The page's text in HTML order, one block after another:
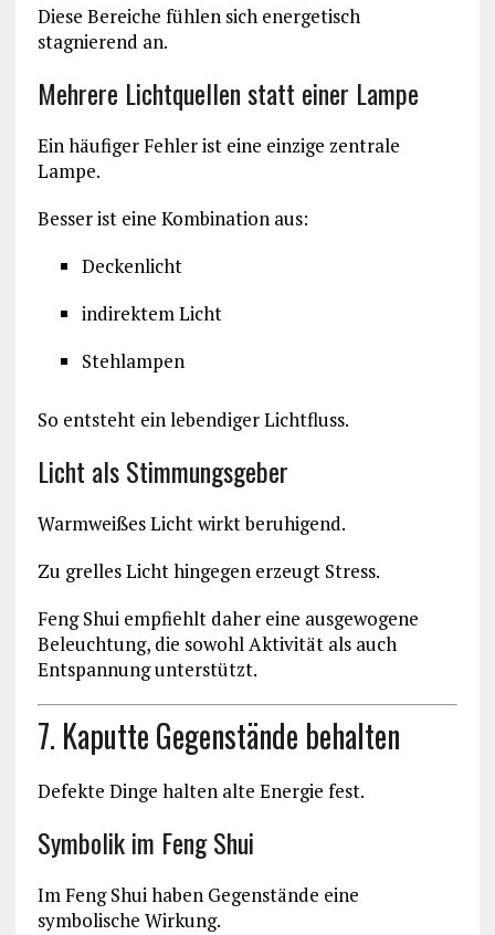
Diese Bereiche fühlen sich energetisch
stagnierend an.
Mehrere Lichtquellen statt einer Lampe
Ein häufiger Fehler ist eine einzige zentrale
Lampe.
Besser ist eine Kombination aus:
Deckenlicht
indirektem Licht
Stehlampen
So entsteht ein lebendiger Lichtfluss.
Licht als Stimmungsgeber
Warmweißes Licht wirkt beruhigend.
Zu grelles Licht hingegen erzeugt Stress.
Feng Shui empfiehlt daher eine ausgewogene
Beleuchtung, die sowohl Aktivität als auch
Entspannung unterstützt.
7. Kaputte Gegenstände behalten
Defekte Dinge halten alte Energie fest.
Symbolik im Feng Shui
Im Feng Shui haben Gegenstände eine
symbolische Wirkung.